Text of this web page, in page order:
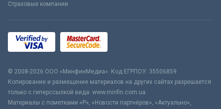
Страховые компании
© 2008-2026 ООО «МинфинМедиа». Код ЕГРПОУ: 35506859
Копирование и размещение материалов на других сайтах разрешается
только с гиперссылкой вида: www.minfin.com.ua
Материалы с пометками «Р», «Новости партнёров», «Актуально»,